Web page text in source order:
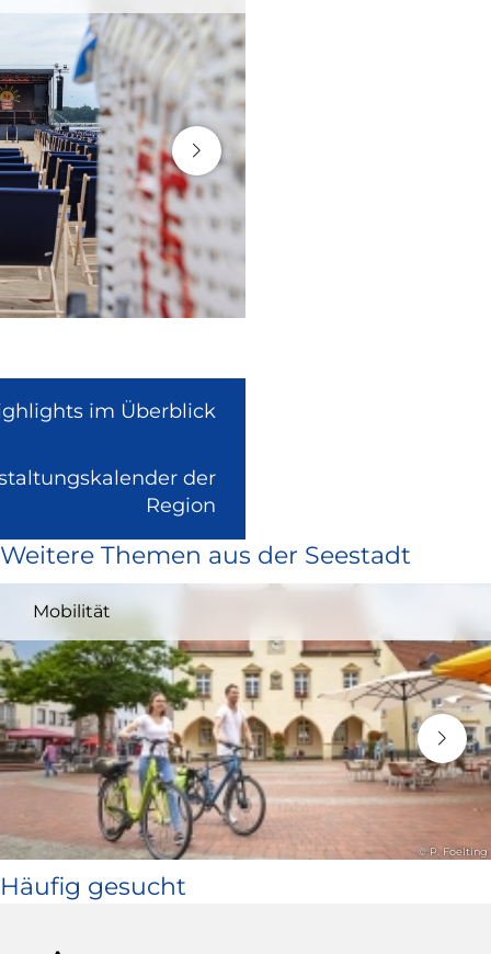
im Überblick
der
Region
extern
und
in
neuem
Fenster)
Weitere Themen aus der Seestadt
Mobilität
© P. Foelting
Häufig gesucht